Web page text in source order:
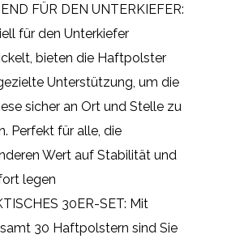
FÜR DEN UNTERKIEFER:
für den Unterkiefer
bieten die Haftpolster
Unterstützung, um die
sicher an Ort und Stelle zu
Perfekt für alle, die
Wert auf Stabilität und
legen
30ER-SET: Mit
30 Haftpolstern sind Sie